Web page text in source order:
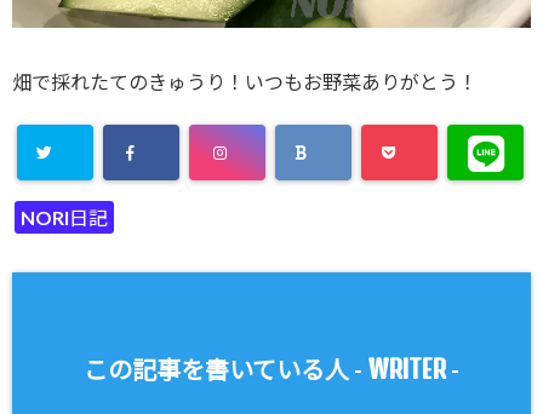
畑で採れたてのきゅうり！いつもお野菜ありがとう！
NORI日記
この記事を書いている人 - WRITER-